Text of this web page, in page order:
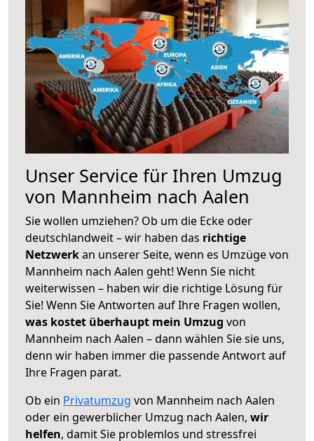
Unser Service für Ihren Umzug
von Mannheim nach Aalen
Sie wollen umziehen? Ob um die Ecke oder
deutschlandweit – wir haben das richtige
Netzwerkan unserer Seite, wenn es Umzüge von
Mannheim nach Aalen geht! Wenn Sie nicht
weiterwissen – haben wir die richtige Lösung für
Sie! Wenn Sie Antworten auf Ihre Fragen wollen,
was kostet überhaupt mein Umzug von
Mannheim nach Aalen – dann wählen Sie sie uns,
denn wir haben immer die passende Antwort auf
Ihre Fragen parat.
Ob ein Privatumzug von Mannheim nach Aalen
oder ein gewerblicher Umzug nach Aalen, wir
helfen, damit Sie problemlos und stressfrei